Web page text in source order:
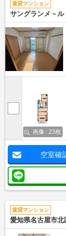
賃貸マンション
サングランメ－ル
画像 : 23枚
空室確
賃貸マンション
愛知県名古屋市北